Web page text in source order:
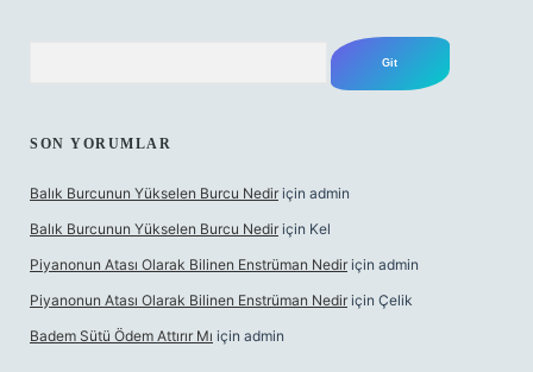
SON YORUMLAR
Balık Burcunun Yükselen Burcu Nedir için admin
Balık Burcunun Yükselen Burcu Nedir için Kel
Piyanonun Atası Olarak Bilinen Enstrüman Nedir için admin
Piyanonun Atası Olarak Bilinen Enstrüman Nedir için Çelik
Badem Sütü Ödem Attırır Mı için admin